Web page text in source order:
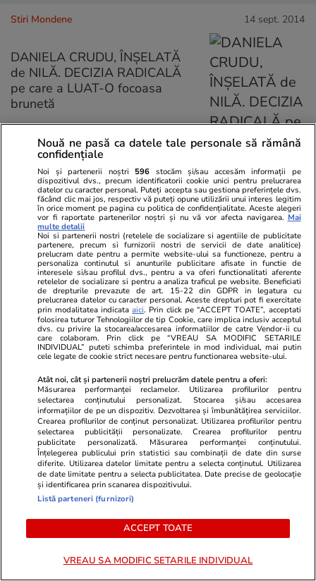
Stiri Mondene 14 sept. 2014
DANIELA CRUDU, ÎNŞELATĂ
de NILĂ. DECIZIA RADICALĂ
pe care a LUAT-O focoasa
brunetă
Stiri Mondene 12 sept. 2014
UPDATE | ANDREEA BĂLAN,
SFÂŞIATĂ de DURERE, după ce
a AFLAT de MOARTEA BUNICII
Muzică și Filme 8 sept. 2014
Rouge, la al doilea album într-
un an
1 2 ••• 12
Libertatea.ro
Știri România
Divertisment
Fructe si legume
Nouă ne pasă ca datele tale personale să rămână
confidențiale
Noi și partenerii noștri 596 stocăm și/sau accesăm informații pe
dispozitivul dvs., precum identificatorii cookie unici pentru prelucrarea
datelor cu caracter personal. Puteți accepta sau gestiona preferințele dvs.
făcând clic mai jos, respectiv vă puteți opune utilizării unui interes legitim
în orice moment pe pagina cu politica de confidențialitate. Aceste alegeri
vor fi raportate partenerilor noștri și nu vă vor afecta navigarea. Mai
multe detalii
Noi si partenerii nostri (retelele de socializare si agentiile de publicitate
partenere, precum si furnizorii nostri de servicii de date analitice)
prelucram date pentru a permite website-ului sa functioneze, pentru a
personaliza continutul si anunturile publicitare afisate in functie de
interesele si/sau profilul dvs., pentru a va oferi functionalitati aferente
retelelor de socializare si pentru a analiza traficul pe website. Beneficiati
de drepturile prevazute de art. 15-22 din GDPR in legatura cu
prelucrarea datelor cu caracter personal. Aceste drepturi pot fi exercitate
prin modalitatea indicataaici. Prin click pe “ACCEPT TOATE”, acceptati
folosirea tuturor Tehnologiilor de tip Cookie, care implica inclusiv acceptul
dvs. cu privire la stocarea/accesarea informatiilor de catre Vendor-ii cu
care colaboram. Prin click pe “VREAU SA MODIFIC SETARILE
INDIVIDUAL” puteti schimba preferintele in mod individual, mai putin
cele legate de cookie strict necesare pentru functionarea website-ului.
Atât noi, cât și partenerii noștri prelucrăm datele pentru a oferi:
Măsurarea performanței reclamelor. Utilizarea profilurilor pentru
selectarea conținutului personalizat. Stocarea și/sau accesarea
informațiilor de pe un dispozitiv. Dezvoltarea și îmbunătățirea serviciilor.
Crearea profilurilor de conținut personalizat. Utilizarea profilurilor pentru
selectarea publicității personalizate. Crearea profilurilor pentru
publicitate personalizată. Măsurarea performanței conținutului.
Înțelegerea publicului prin statistici sau combinații de date din surse
diferite. Utilizarea datelor limitate pentru a selecta conținutul. Utilizarea
de date limitate pentru a selecta publicitatea. Date precise de geolocație
și identificarea prin scanarea dispozitivului.
Listă parteneri (furnizori)
ACCEPT TOATE
VREAU SA MODIFIC SETARILE INDIVIDUAL